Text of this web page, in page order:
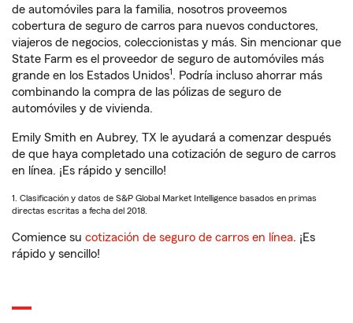
de automóviles para la familia, nosotros proveemos
cobertura de seguro de carros para nuevos conductores,
viajeros de negocios, coleccionistas y más. Sin mencionar que
State Farm es el proveedor de seguro de automóviles más
grande en los Estados Unidos1. Podría incluso ahorrar más
combinando la compra de las pólizas de seguro de
automóviles y de vivienda.
Emily Smith en Aubrey, TX le ayudará a comenzar después
de que haya completado una cotización de seguro de carros
en línea. ¡Es rápido y sencillo!
1. Clasificación y datos de S&P Global Market Intelligence basados en primas
directas escritas a fecha del 2018.
Comience su cotización de seguro de carros en línea. ¡Es
rápido y sencillo!